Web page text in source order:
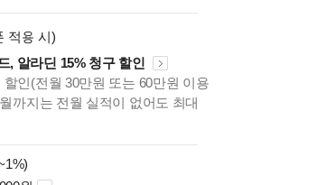
적용 시)
, 알라딘 15% 청구 할인
인(전월 30만원 또는 60만원 이용
까지는 전월 실적이 없어도 최대